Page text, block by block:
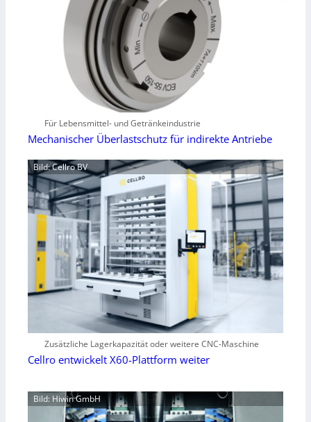
Für Lebensmittel- und Getränkeindustrie
Mechanischer Überlastschutz für indirekte Antriebe
Bild: Cellro BV
Zusätzliche Lagerkapazität oder weitere CNC-Maschine
Cellro entwickelt X60-Plattform weiter
Bild: Hiwin GmbH